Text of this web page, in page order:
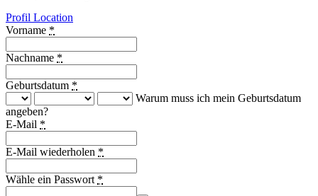
Profil Location
Vorname *
Nachname *
Geburtsdatum *
Warum muss ich mein Geburtsdatum
angeben?
E-Mail *
E-Mail wiederholen *
Wähle ein Passwort *